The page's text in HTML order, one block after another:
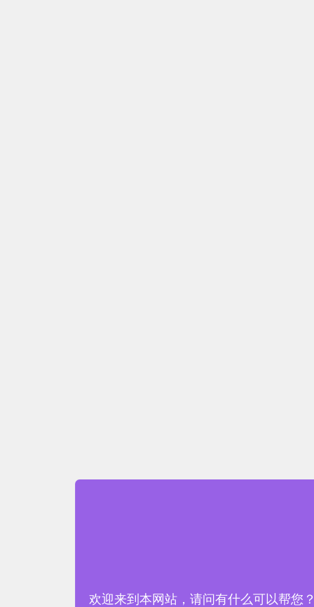
欢迎来到本网站，请问有什么可以帮您